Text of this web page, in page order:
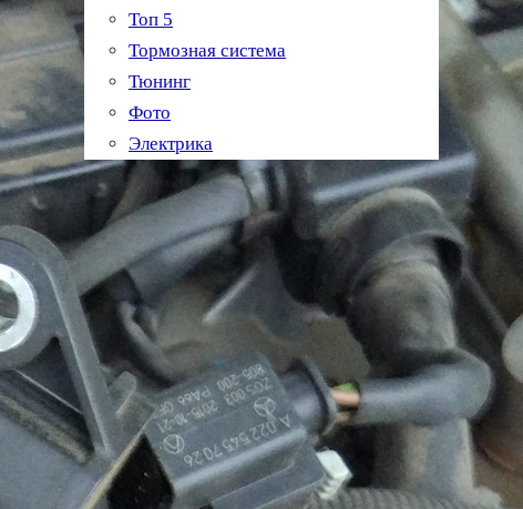
Топ 5
Тормозная система
Тюнинг
Фото
Электрика